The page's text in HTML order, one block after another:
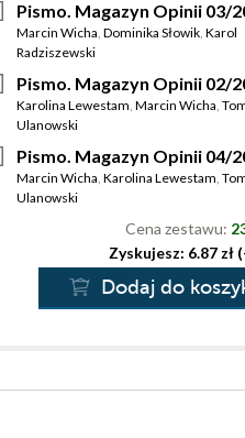
Pismo. Magazyn Opinii 03/
Marcin Wicha, Dominika Słowik, Karol
Radziszewski
Pismo. Magazyn Opinii 02/
Karolina Lewestam, Marcin Wicha,
Ulanowski
Pismo. Magazyn Opinii 04/
Marcin Wicha, Karolina Lewestam,
Ulanowski
Cena zestawu:
Zyskujesz: 6.87 zł
Dodaj do